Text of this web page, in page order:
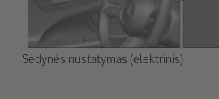
Sėdynės nustatymas (elektrinis)